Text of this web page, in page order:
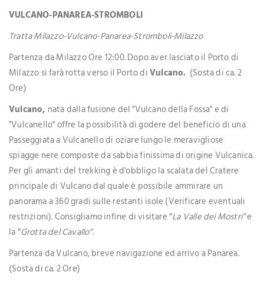
VULCANO-PANAREA-STROMBOLI
Tratta Milazzo-Vulcano-Panarea-Stromboli-Milazzo
Partenza da Milazzo Ore 12:00. Dopo aver lasciato il Porto di
Milazzo si farà rotta verso il Porto diVulcano. (Sosta di ca. 2
Ore)
Vulcano, nata dalla fusione del "Vulcano della Fossa" e di
"Vulcanello" offre la possibilità di godere del beneficio di una
Passeggiata a Vulcanello di oziare lungo le meravigliose
spiagge nere composte da sabbia finissima di origine Vulcanica.
Per gli amanti del trekking è d'obbligo la scalata del Cratere
principale di Vulcano dal quale è possibile ammirare un
panorama a 360 gradi sulle restanti isole (Verificare eventuali
restrizioni). Consigliamo infine di visitare “La Valle dei Mostri”e
la “Grotta del Cavallo”.
Partenza da Vulcano, breve navigazione ed arrivo a Panarea.
(Sosta di ca. 2 Ore)